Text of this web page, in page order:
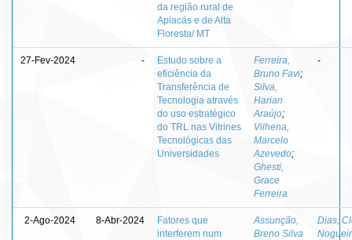
da região rural de
Apiacás e de Alta
Floresta/ MT
27-Fev-2024 -
Estudo sobre a
eficiência da
Transferência de
Tecnologia através
do uso estratégico
do TRL nas Vitrines
Tecnológicas das
Universidades
Ferreira,
Bruno Favi;
Silva,
Harian
Araújo;
Vilhena,
Marcelo
Azevedo;
Ghesti,
Grace
Ferreira
-
2-Ago-2024 8-Abr-2024
Fatores que
interferem num
Assunção,
Breno Silva
Dias,